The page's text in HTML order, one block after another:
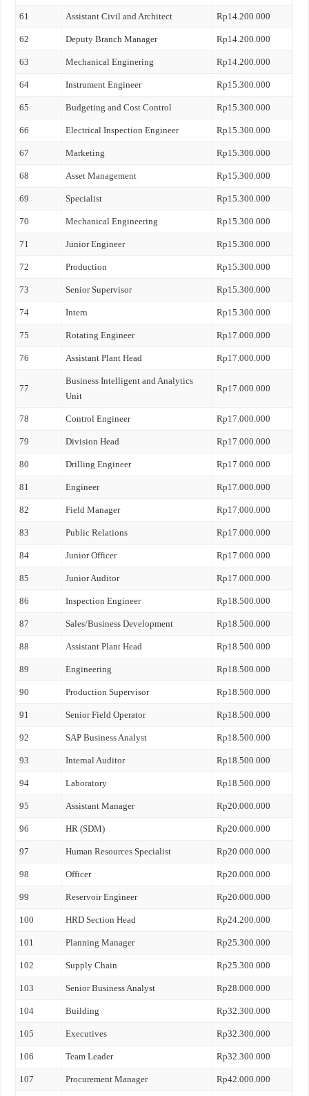
61 Assistant Civil and Architect Rp14.200.000
62 Deputy Branch Manager Rp14.200.000
63 Mechanical Enginering Rp14.200.000
64 Instrument Engineer Rp15.300.000
65 Budgeting and Cost Control Rp15.300.000
66 Electrical Inspection Engineer Rp15.300.000
67 Marketing Rp15.300.000
68 Asset Management Rp15.300.000
69 Specialist Rp15.300.000
70 Mechanical Engineering Rp15.300.000
71 Junior Engineer Rp15.300.000
72 Production Rp15.300.000
73 Senior Supervisor Rp15.300.000
74 Intern Rp15.300.000
75 Rotating Engineer Rp17.000.000
76 Assistant Plant Head Rp17.000.000
77
Business Intelligent and Analytics
Unit
Rp17.000.000
78 Control Engineer Rp17.000.000
79 Division Head Rp17.000.000
80 Drilling Engineer Rp17.000.000
81 Engineer Rp17.000.000
82 Field Manager Rp17.000.000
83 Public Relations Rp17.000.000
84 Junior Officer Rp17.000.000
85 Junior Auditor Rp17.000.000
86 Inspection Engineer Rp18.500.000
87 Sales/Business Development Rp18.500.000
88 Assistant Plant Head Rp18.500.000
89 Engineering Rp18.500.000
90 Production Supervisor Rp18.500.000
91 Senior Field Operator Rp18.500.000
92 SAP Business Analyst Rp18.500.000
93 Internal Auditor Rp18.500.000
94 Laboratory Rp18.500.000
95 Assistant Manager Rp20.000.000
96 HR (SDM) Rp20.000.000
97 Human Resources Specialist Rp20.000.000
98 Officer Rp20.000.000
99 Reservoir Engineer Rp20.000.000
100 HRD Section Head Rp24.200.000
101 Planning Manager Rp25.300.000
102 Supply Chain Rp25.300.000
103 Senior Business Analyst Rp28.000.000
104 Building Rp32.300.000
105 Executives Rp32.300.000
106 Team Leader Rp32.300.000
107 Procurement Manager Rp42.000.000